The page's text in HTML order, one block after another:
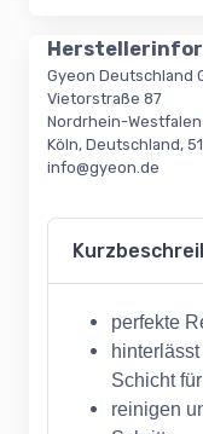
Gyeon Deutschland
Vietorstraße 87
Nordrhein-Westfalen
Köln, Deutschland,
info@gyeon.de
perfekte
Schicht
reinigen